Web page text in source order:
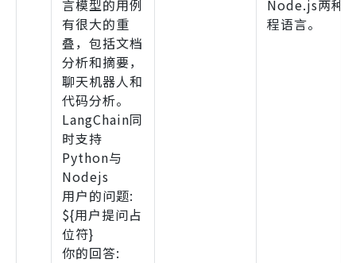
言模型的用例
有很大的重
叠，包括文档
分析和摘要，
聊天机器人和
代码分析。
LangChain同
时支持
Python与
Nodejs
用户的问题:
${用户提问占
位符}
你的回答:
Node.js两种
程语言。